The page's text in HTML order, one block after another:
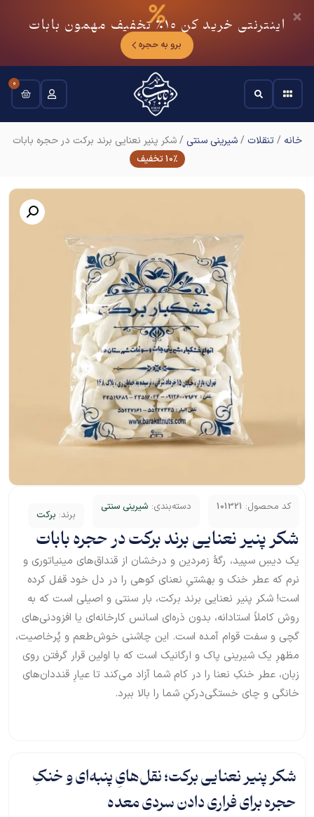
اینترنتی خرید کن 10٪ تخفیف مهمون بابات
برو به حجره
0
خانه /تنقلات /شیرینی سنتی / شکر پنیر نعنایی برند برکت در حجره بابات
10% تخفیف
کد محصول: 101321 دسته‌بندی: شیرینی سنتی
برند: برکت
شکر پنیر نعنایی برند برکت در حجره بابات
یک دیسِ سپید، رگهٔ زمردین و درخشان از قنداق‌های مینیاتوری و
نرم که عطر خنک و بهشتیِ نعنای کوهی را در دل خود قفل کرده
است! شکر پنیر نعنایی برند برکت، بار سنتی و اصیلی است که به
روش کاملاً استادانه، بدون ذره‌ای اسانس کارخانه‌ای یا افزودنی‌های
گچی و سفت قوام آمده است. این چاشنی خوش‌طعم و پُرخاصیت،
مظهرِ یک شیرینی پاک و ارگانیک است که با اولین قرار گرفتن روی
زبان، عطر خنکِ نعنا را در کام شما آزاد می‌کند تا عیارِ قنددان‌های
خانگی و چای خستگی‌درکنِ شما را بالا ببرد.
شکر پنیر نعنایی برکت؛ نقل‌هایِ پنبه‌ای و خنکِ
حجره برای فراری دادن سردی معده